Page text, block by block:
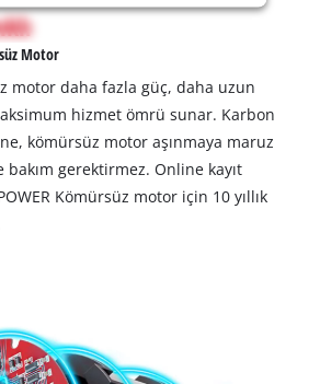
Motor
motor daha fazla güç, daha uzun
hizmet ömrü sunar. Karbon
kömürsüz motor aşınmaya maruz
gerektirmez. Online kayıt
Kömürsüz motor için 10 yıllık